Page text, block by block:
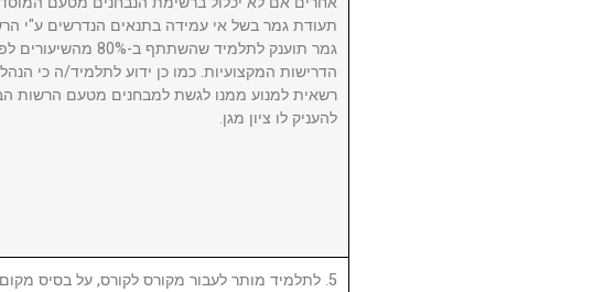
תעודת גמר בשל אי עמידה בתנאים הנדרשים ע"י
גמר תוענק לתלמיד שהשתתף
הדרישות המקצועיות. כמו כן ידוע לתלמיד/ה כי
רשאית למנוע ממנו לגשת למבחנים מטעם הרשות
להעניק לו ציון מגן.
5. לתלמיד מותר לעבור מקורס לקורס, על בסיס